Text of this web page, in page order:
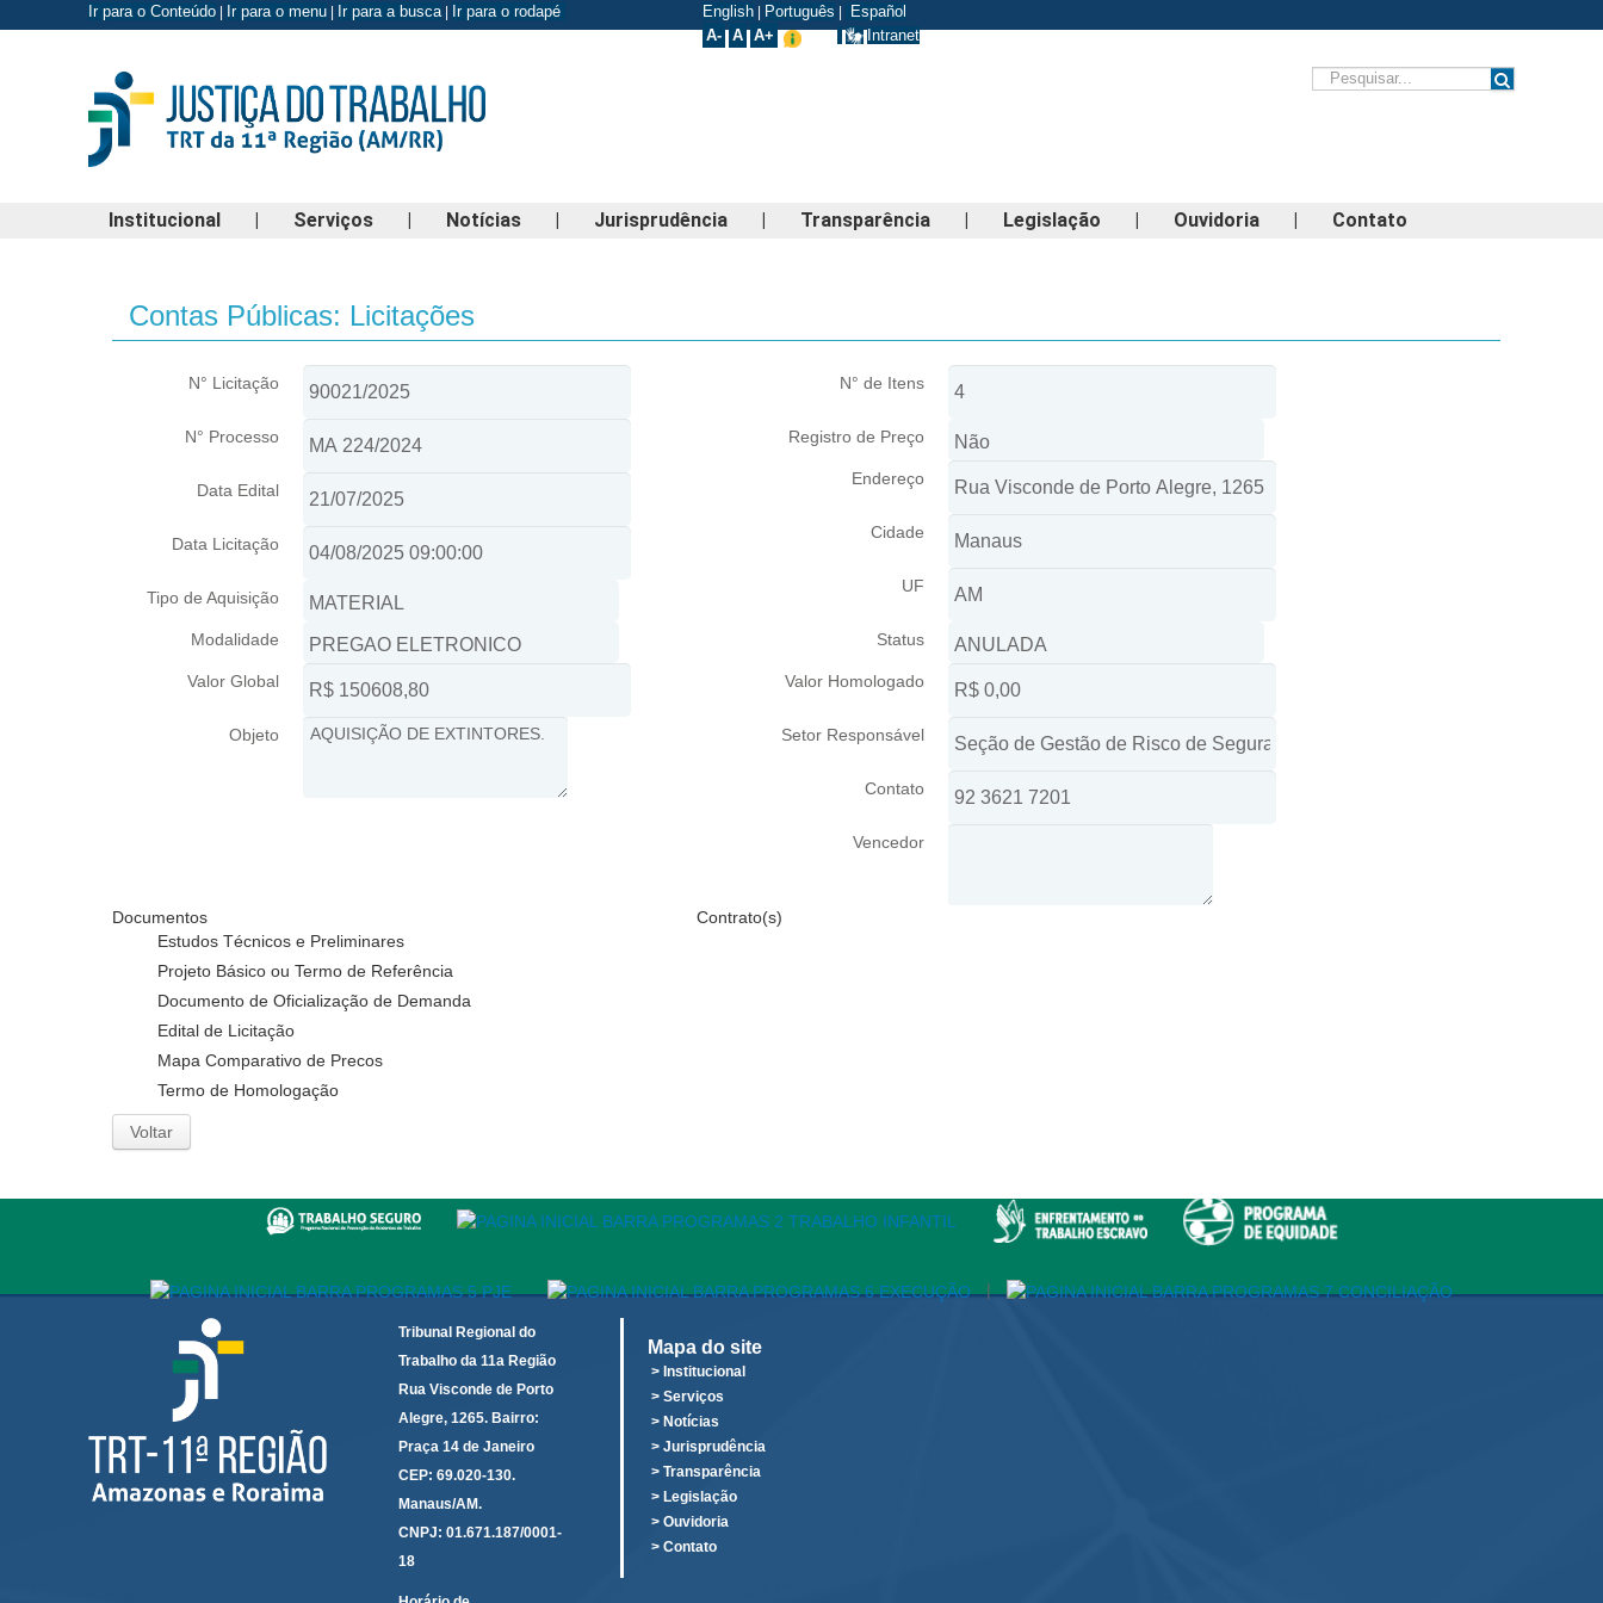
Ir para o Conteúdo Ir para o menu Ir para a busca| Ir para o rodapé English Português
Español
A- A A+ Intranet
Institucional | Serviços | Notícias | Jurisprudência | Transparência | Legislação | Ouvidoria | Contato
Contas Públicas: Licitações
N° Licitação
N° Processo
Data Edital
Data Licitação
Tipo de Aquisição
Modalidade
Valor Global
Objeto
N° de Itens
Registro de Preço
Endereço
Cidade
UF
Status
Valor Homologado
Setor Responsável
Contato
Vencedor
Documentos
Estudos Técnicos e Preliminares
Projeto Básico ou Termo de Referência
Documento de Oficialização de Demanda
Edital de Licitação
Mapa Comparativo de Precos
Termo de Homologação
Contrato(s)
Voltar
|
Tribunal Regional do
Trabalho da 11a Região
Rua Visconde de Porto
Alegre, 1265. Bairro:
Praça 14 de Janeiro
CEP: 69.020-130.
Manaus/AM.
CNPJ: 01.671.187/0001-
18
Mapa do site
> Institucional
> Serviços
> Notícias
> Jurisprudência
> Transparência
> Legislação
> Ouvidoria
> Contato